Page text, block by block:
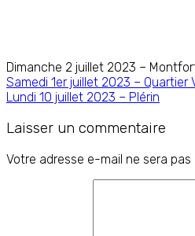
Dimanche 2 juillet 2023 –
Navigation
de
l’article
Samedi 1er juillet 2023 – Quartier
Lundi 10 juillet 2023 – Plérin
Laisser un commentaire
Votre adresse e-mail ne sera pas